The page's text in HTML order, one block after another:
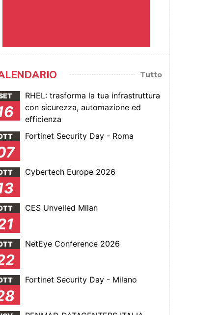
Tutto
RHEL: trasforma la tua infrastruttura
con sicurezza, automazione ed
efficienza
Fortinet Security Day - Roma
Cybertech Europe 2026
CES Unveiled Milan
NetEye Conference 2026
Fortinet Security Day - Milano